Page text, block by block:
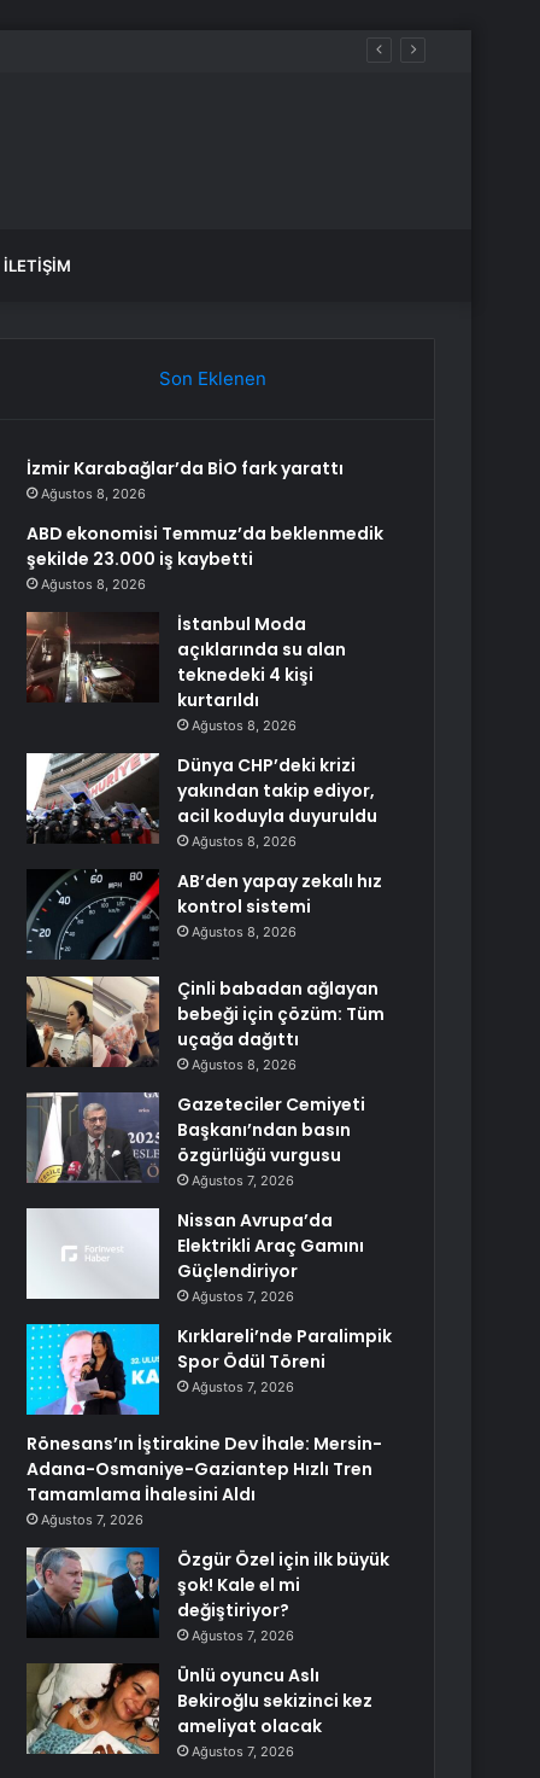
İLETIŞIM
Son Eklenen
İzmir Karabağlar’da BİO fark yarattı
Ağustos 8, 2026
ABD ekonomisi Temmuz’da beklenmedik
şekilde 23.000 iş kaybetti
Ağustos 8, 2026
İstanbul Moda
açıklarında su alan
teknedeki 4 kişi
kurtarıldı
Ağustos 8, 2026
Dünya CHP’deki krizi
yakından takip ediyor,
acil koduyla duyuruldu
Ağustos 8, 2026
AB’den yapay zekalı hız
kontrol sistemi
Ağustos 8, 2026
Çinli babadan ağlayan
bebeği için çözüm: Tüm
uçağa dağıttı
Ağustos 8, 2026
Gazeteciler Cemiyeti
Başkanı’ndan basın
özgürlüğü vurgusu
Ağustos 7, 2026
Nissan Avrupa’da
Elektrikli Araç Gamını
Güçlendiriyor
Ağustos 7, 2026
Kırklareli’nde Paralimpik
Spor Ödül Töreni
Ağustos 7, 2026
Rönesans’ın İştirakine Dev İhale: Mersin-
Adana-Osmaniye-Gaziantep Hızlı Tren
Tamamlama İhalesini Aldı
Ağustos 7, 2026
Özgür Özel için ilk büyük
şok! Kale el mi
değiştiriyor?
Ağustos 7, 2026
Ünlü oyuncu Aslı
Bekiroğlu sekizinci kez
ameliyat olacak
Ağustos 7, 2026